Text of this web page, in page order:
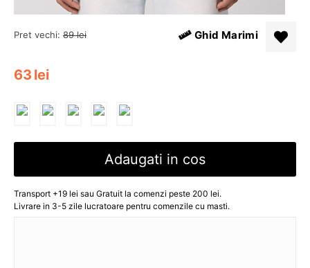
Pret vechi: 89 lei
63 lei
Ghid Marimi
Adaugati in cos
Transport +19 lei sau Gratuit la comenzi peste 200 lei.
Livrare in 3-5 zile lucratoare pentru comenzile cu masti.